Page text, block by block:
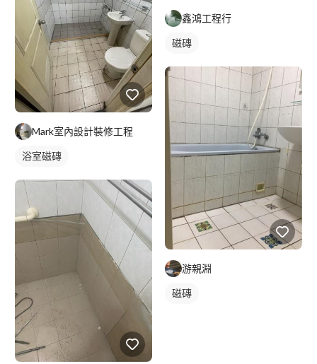
Mark室內設計裝修工程
浴室磁磚
鑫鴻工程行
磁磚
游親淵
磁磚